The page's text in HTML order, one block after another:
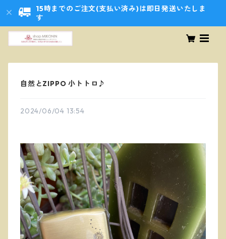
15時までのご注文(支払い済み)は即日発送いたしま
す
自然とZIPPO 小トトロ♪
2024/06/04 13:54